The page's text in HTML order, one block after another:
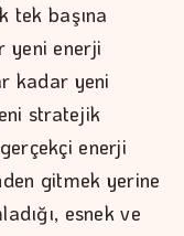
tek başına
yeni enerji
kadar yeni
stratejik
enerji
gitmek yerine
esnek ve